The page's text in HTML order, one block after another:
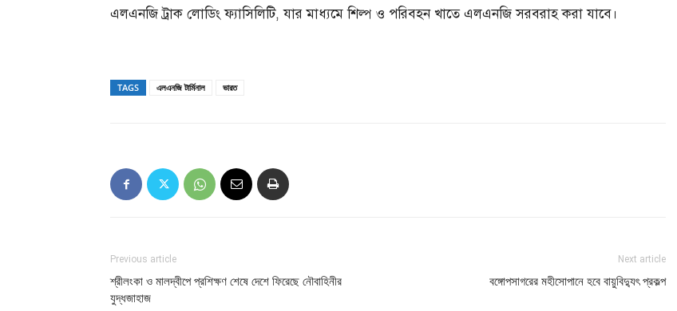
এলএনজি ট্রাক লোডিং ফ্যাসিলিটি, যার মাধ্যমে শিল্প ও পরিবহন খাতে এলএনজি সরবরাহ করা যাবে।
TAGS এলএনজি টার্মিনাল ভারত
Previous article
শ্রীলংকা ও মালদ্বীপে প্রশিক্ষণ শেষে দেশে ফিরেছে নৌবাহিনীর
যুদ্ধজাহাজ
Next article
বঙ্গোপসাগরের মহীসোপানে হবে বায়ুবিদ্যুৎ প্রকল্প